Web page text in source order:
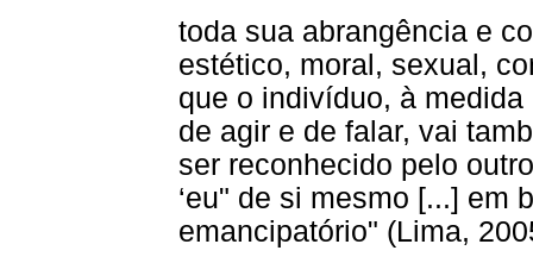
toda sua abrangência e
estético, moral, sexual,
que o indivíduo, à
de agir e de falar, vai
ser reconhecido pelo
‘eu" de si mesmo [...] em
emancipatório" (Lima,